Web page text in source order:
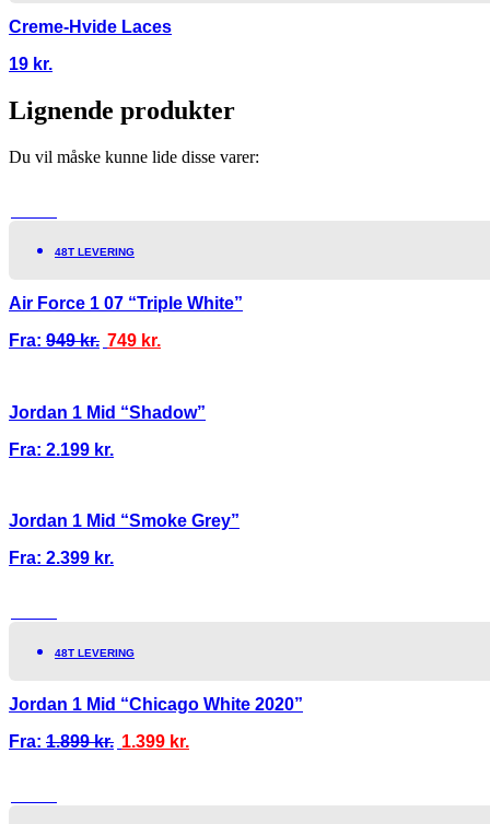
Creme-Hvide Laces
19 kr.
Lignende produkter
Du vil måske kunne lide disse varer:
48T LEVERING
Air Force 1 07 “Triple White”
Fra: 949kr. 749 kr.
Jordan 1 Mid “Shadow”
Fra: 2.199 kr.
Jordan 1 Mid “Smoke Grey”
Fra: 2.399 kr.
48T LEVERING
Jordan 1 Mid “Chicago White 2020”
Fra: 1.899kr. 1.399 kr.